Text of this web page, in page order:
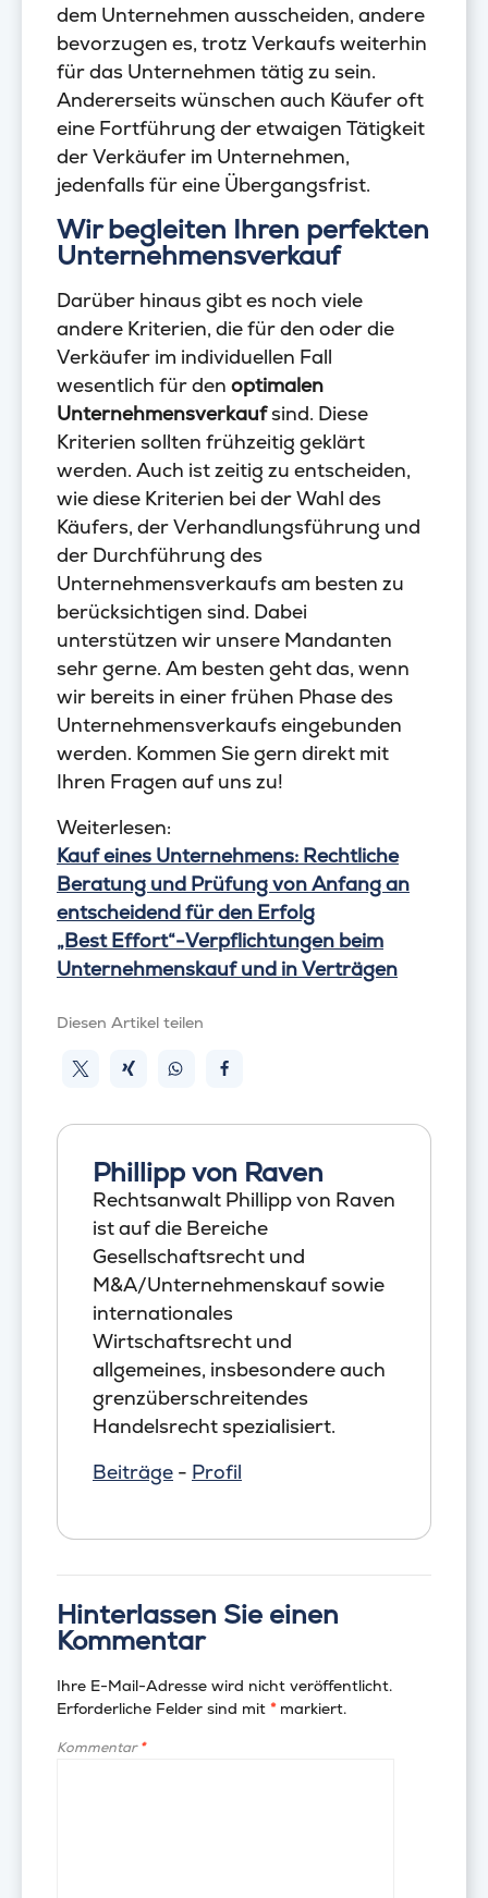
dem Unternehmen ausscheiden, andere
bevorzugen es, trotz Verkaufs weiterhin
für das Unternehmen tätig zu sein.
Andererseits wünschen auch Käufer oft
eine Fortführung der etwaigen Tätigkeit
der Verkäufer im Unternehmen,
jedenfalls für eine Übergangsfrist.
Wir begleiten Ihren perfekten
Unternehmensverkauf
Darüber hinaus gibt es noch viele
andere Kriterien, die für den oder die
Verkäufer im individuellen Fall
wesentlich für den optimalen
Unternehmensverkaufsind. Diese
Kriterien sollten frühzeitig geklärt
werden. Auch ist zeitig zu entscheiden,
wie diese Kriterien bei der Wahl des
Käufers, der Verhandlungsführung und
der Durchführung des
Unternehmensverkaufs am besten zu
berücksichtigen sind. Dabei
unterstützen wir unsere Mandanten
sehr gerne. Am besten geht das, wenn
wir bereits in einer frühen Phase des
Unternehmensverkaufs eingebunden
werden. Kommen Sie gern direkt mit
Ihren Fragen auf uns zu!
Weiterlesen:
Kauf eines Unternehmens: Rechtliche
Beratung und Prüfung von Anfang an
entscheidend für den Erfolg
„Best Effort“-Verpflichtungen beim
Unternehmenskauf und in Verträgen
Diesen Artikel teilen
Phillipp von Raven
Rechtsanwalt Phillipp von Raven
ist auf die Bereiche
Gesellschaftsrecht und
M&A/Unternehmenskauf sowie
internationales
Wirtschaftsrecht und
allgemeines, insbesondere auch
grenzüberschreitendes
Handelsrecht spezialisiert.
Beiträge - Profil
Hinterlassen Sie einen
Kommentar
Ihre E-Mail-Adresse wird nicht veröffentlicht.
Erforderliche Felder sind mit *markiert.
Kommentar*